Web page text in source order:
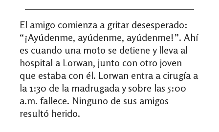
El amigo comienza a gritar desesperado:
“¡Ayúdenme, ayúdenme, ayúdenme!”. Ahí
es cuando una moto se detiene y lleva al
hospital a Lorwan, junto con otro joven
que estaba con él. Lorwan entra a cirugía a
la 1:30 de la madrugada y sobre las 5:00
a.m. fallece. Ninguno de sus amigos
resultó herido.